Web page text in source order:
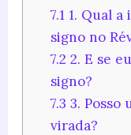
7.1 1. Qual
signo no
7.2 2. E se
signo?
7.3 3. Posso
virada?